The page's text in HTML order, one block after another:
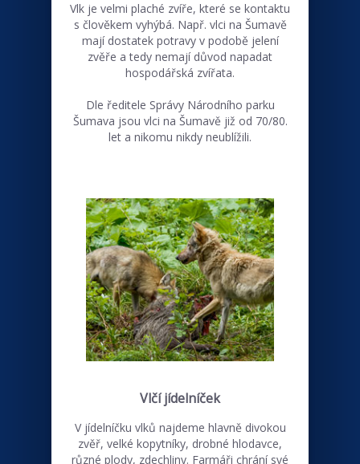
Vlk je velmi plaché zvíře, které se kontaktu
s člověkem vyhýbá. Např. vlci na Šumavě
mají dostatek potravy v podobě jelení
zvěře a tedy nemají důvod napadat
hospodářská zvířata.
Dle ředitele Správy Národního parku
Šumava jsou vlci na Šumavě již od 70/80.
let a nikomu nikdy neublížili.
Vlčí jídelníček
V jídelníčku vlků najdeme hlavně divokou
zvěř, velké kopytníky, drobné hlodavce,
různé plody, zdechliny. Farmáři chrání své